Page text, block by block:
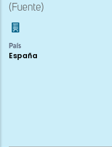
(Fuente)
País
España